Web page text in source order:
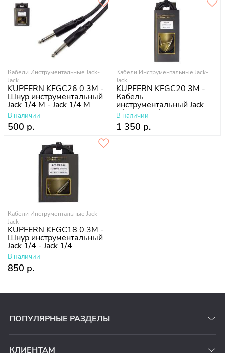
Кабели Инструментальные Jack-
Jack
KUPFERN KFGC26 0.3M -
Шнур инструментальный
Jack 1/4 M - Jack 1/4 M
В наличии
500 р.
Кабели Инструментальные Jack-
Jack
KUPFERN KFGC20 3M -
Кабель
инструментальный Jack
1/4 - Jack 1/4 угловые
В наличии
1 350 р.
Кабели Инструментальные Jack-
Jack
KUPFERN KFGC18 0.3M -
Шнур инструментальный
Jack 1/4 - Jack 1/4
В наличии
850 р.
ПОПУЛЯРНЫЕ РАЗДЕЛЫ
КЛИЕНТАМ